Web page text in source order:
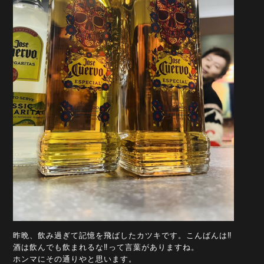
昨晩、飲み過ぎて記憶を飛ばしたカツキです。こんばんは‼️
酒は飲んでも飲まれるな‼️って言葉がありますね。
ホンマにその通りやと思います。